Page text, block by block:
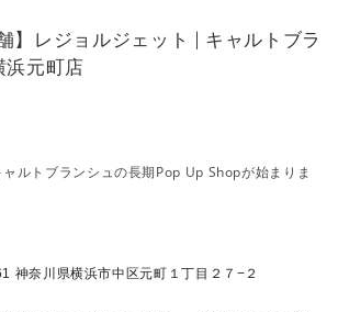
】レジョルジェット | キャルトブラ
浜元町店
ルトブランシュの長期Pop Up Shopが始まりま
神奈川県横浜市中区元町１丁目２７−２